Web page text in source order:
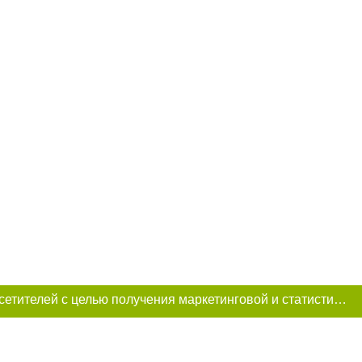
Этот сайт использует «cookies». Также сайт использует интернет-сервис для сбора технических данных касательно посетителей с целью получения маркетинговой и статистической информации. Условия обработки данных посетителей сайта см.